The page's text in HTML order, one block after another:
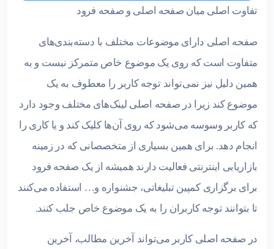
تفاوت اصلی میان صفحه اصلی و صفحه فرود
صفحه اصلی دارای موضوعات مختلف با دسته‌بندی‌های
متفاوت است که روی یک موضوع خاص متمرکز نیست و به
همین دلیل نیز نمی‌تواند توجه کاربر را معطوف به یک
موضوع کند زیرا در صفحه اصلی لینک‌های مختلف وجود دارد
که کاربر وسوسه می‌شود که روی آن‌ها کلیک کند و یا کاری را
انجام دهد. برای همین بسیاری از متخصصانی که در زمینه
بازاریابی اینترنتی فعالیت دارند همیشه از یک صفحه فرود
برای برگزاری کمپین تبلیغاتی، جشنواره و… استفاده می‌کنند
تا بتوانند توجه کاربران را به یک موضوع خاص جلب کنند.
در صفحه اصلی کاربر می‌تواند آخرین مطالب، آخرین